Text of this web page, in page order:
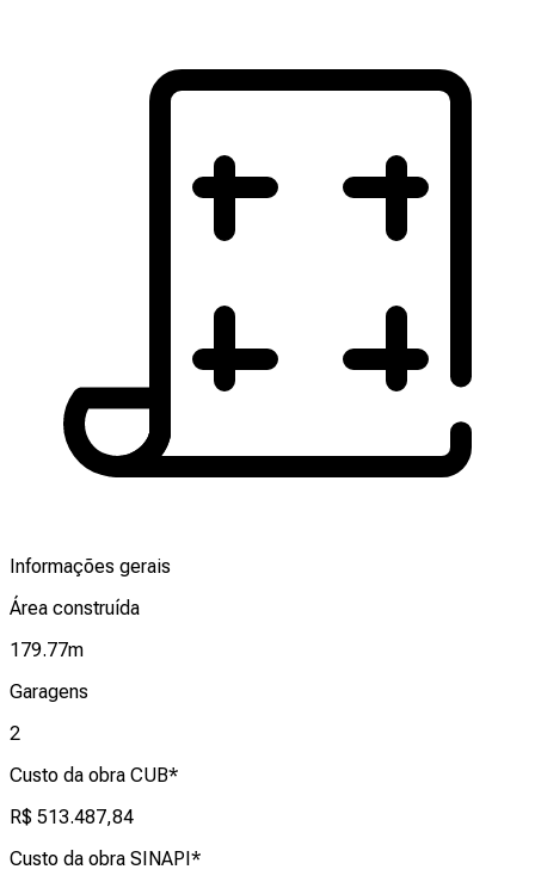
Informações gerais
Área construída
179.77m
Garagens
2
Custo da obra CUB*
R$ 513.487,84
Custo da obra SINAPI*